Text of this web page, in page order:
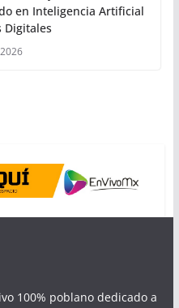
en Inteligencia Artificial
Digitales
100% poblano dedicado a